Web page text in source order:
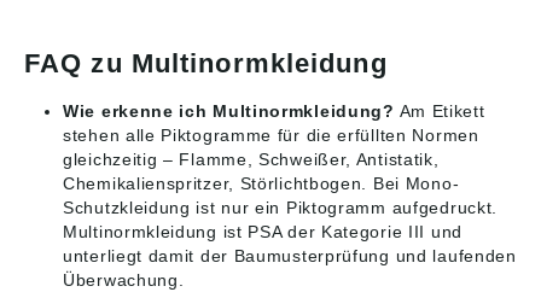
FAQ zu Multinormkleidung
Wie erkenne ich Multinormkleidung? Am Etikett
stehen alle Piktogramme für die erfüllten Normen
gleichzeitig – Flamme, Schweißer, Antistatik,
Chemikalienspritzer, Störlichtbogen. Bei Mono-
Schutzkleidung ist nur ein Piktogramm aufgedruckt.
Multinormkleidung ist PSA der Kategorie III und
unterliegt damit der Baumusterprüfung und laufenden
Überwachung.